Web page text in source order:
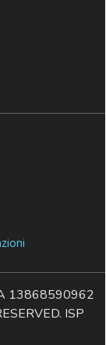
13868590962
ISP